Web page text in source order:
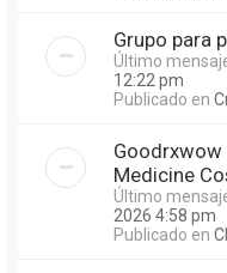
Grupo para
Último
12:22 pm
Publicado en
Goodrxwow
Medicine
Último
2026 4:58 pm
Publicado en